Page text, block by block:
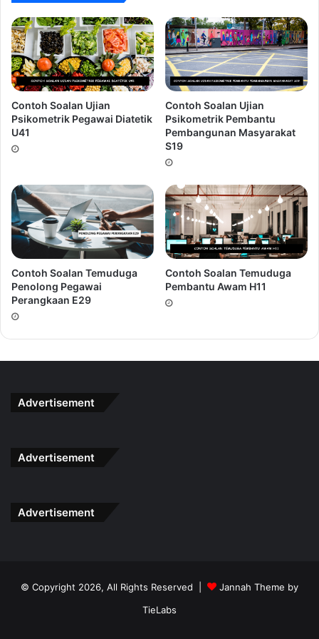
{26,L,M,65,N,91,104} adalah jujukan nombor mengikut
pola tertentu. Apakah Nilai (MxN)/L?
A) 104
Jawapan A
1/6 Muatan tangki dapat diisi dengan air dalam masa
15 minit menggunakan 1 paip. Berapakah masa yang
diambil jika 3 paip air yang sama digunapakai?
D) 90 minit
50 biji buah jambu. Berapakah jumlah keseluruhan
D) 555
Contoh Soalan Ujian
Psikometrik Pegawai Diatetik
U41
Contoh Soalan Ujian
Psikometrik Pembantu
Pembangunan Masyarakat
S19
Contoh Soalan Temuduga
Penolong Pegawai
Perangkaan E29
Contoh Soalan Temuduga
Pembantu Awam H11
Advertisement
Advertisement
Advertisement
© Copyright 2026, All Rights Reserved |
Jannah Theme by
TieLabs